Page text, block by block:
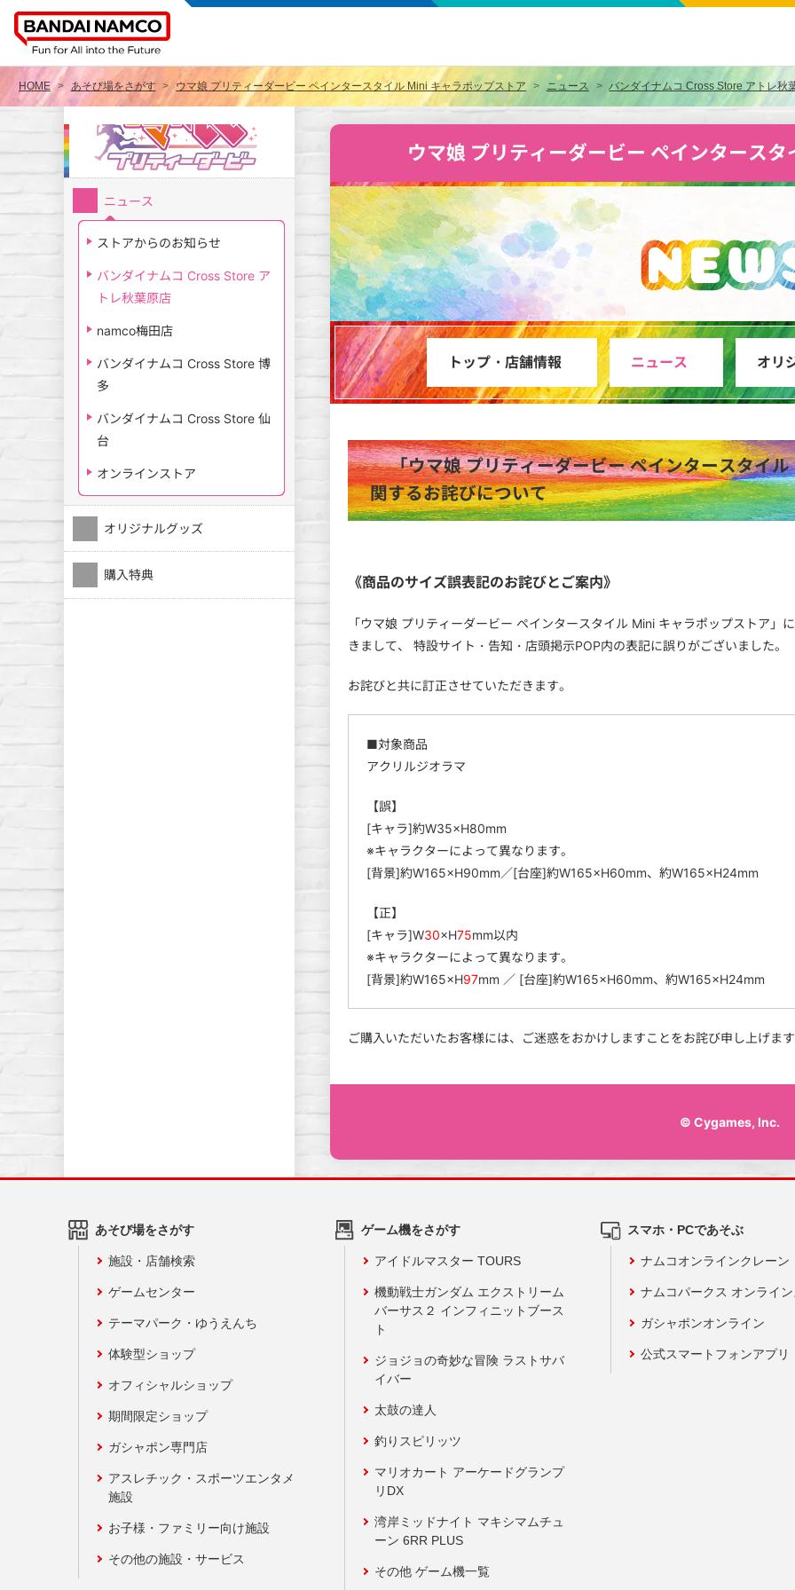
HOME あそび場をさがす ウマ娘 プリティーダービー ペインタースタイル Mini キャラポップストア ニュース バンダイナムコ Cross Store アトレ秋
ウマ娘 プリティーダービー ペインタース
トップ・店舗情報 ニュース オリ
「ウマ娘 プリティーダービー ペインタースタイ
関するお詫びについて
《商品のサイズ誤表記のお詫びとご案内》
「ウマ娘 プリティーダービー ペインタースタイル Mini キャラポップストア
きまして、 特設サイト・告知・店頭掲示POP内の表記に誤りがございました。
お詫びと共に訂正させていただきます。
■対象商品
アクリルジオラマ
【誤】
[キャラ]約W35×H80mm
※キャラクターによって異なります。
[背景]約W165×H90mm／[台座]約W165×H60mm、約W165×H24mm
【正】
[キャラ]W30×H75mm以内
※キャラクターによって異なります。
[背景]約W165×H97mm ／ [台座]約W165×H60mm、約W165×H24mm
ご購入いただいたお客様には、ご迷惑をおかけしますことをお詫び申し上げま
© Cygames, Inc.
ウマ娘 プリティーダービー ペインタースタイル
ニュース
ストアからのお知らせ
バンダイナムコ Cross Store ア
トレ秋葉原店
namco梅田店
バンダイナムコ Cross Store 博
多
バンダイナムコ Cross Store 仙
台
オンラインストア
オリジナルグッズ
購入特典
あそび場をさがす
施設・店舗検索
ゲームセンター
テーマパーク・ゆうえんち
体験型ショップ
オフィシャルショップ
期間限定ショップ
ガシャポン専門店
アスレチック・スポーツエンタメ
施設
お子様・ファミリー向け施設
その他の施設・サービス
ゲーム機をさがす
アイドルマスター TOURS
機動戦士ガンダム エクストリーム
バーサス２ インフィニットブース
ト
ジョジョの奇妙な冒険 ラストサバ
イバー
太鼓の達人
釣りスピリッツ
マリオカート アーケードグランプ
リDX
湾岸ミッドナイト マキシマムチュ
ーン 6RR PLUS
その他 ゲーム機一覧
スマホ・PCであそぶ
ナムコオンラインクレーン
ナムコパークス オンライ
ガシャポンオンライン
公式スマートフォンアプリ